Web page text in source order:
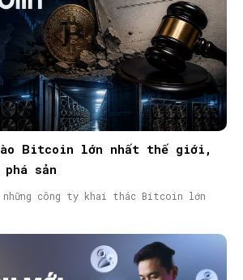
Bitcoin lớn nhất thế giới,
sản
công ty khai thác Bitcoin lớn